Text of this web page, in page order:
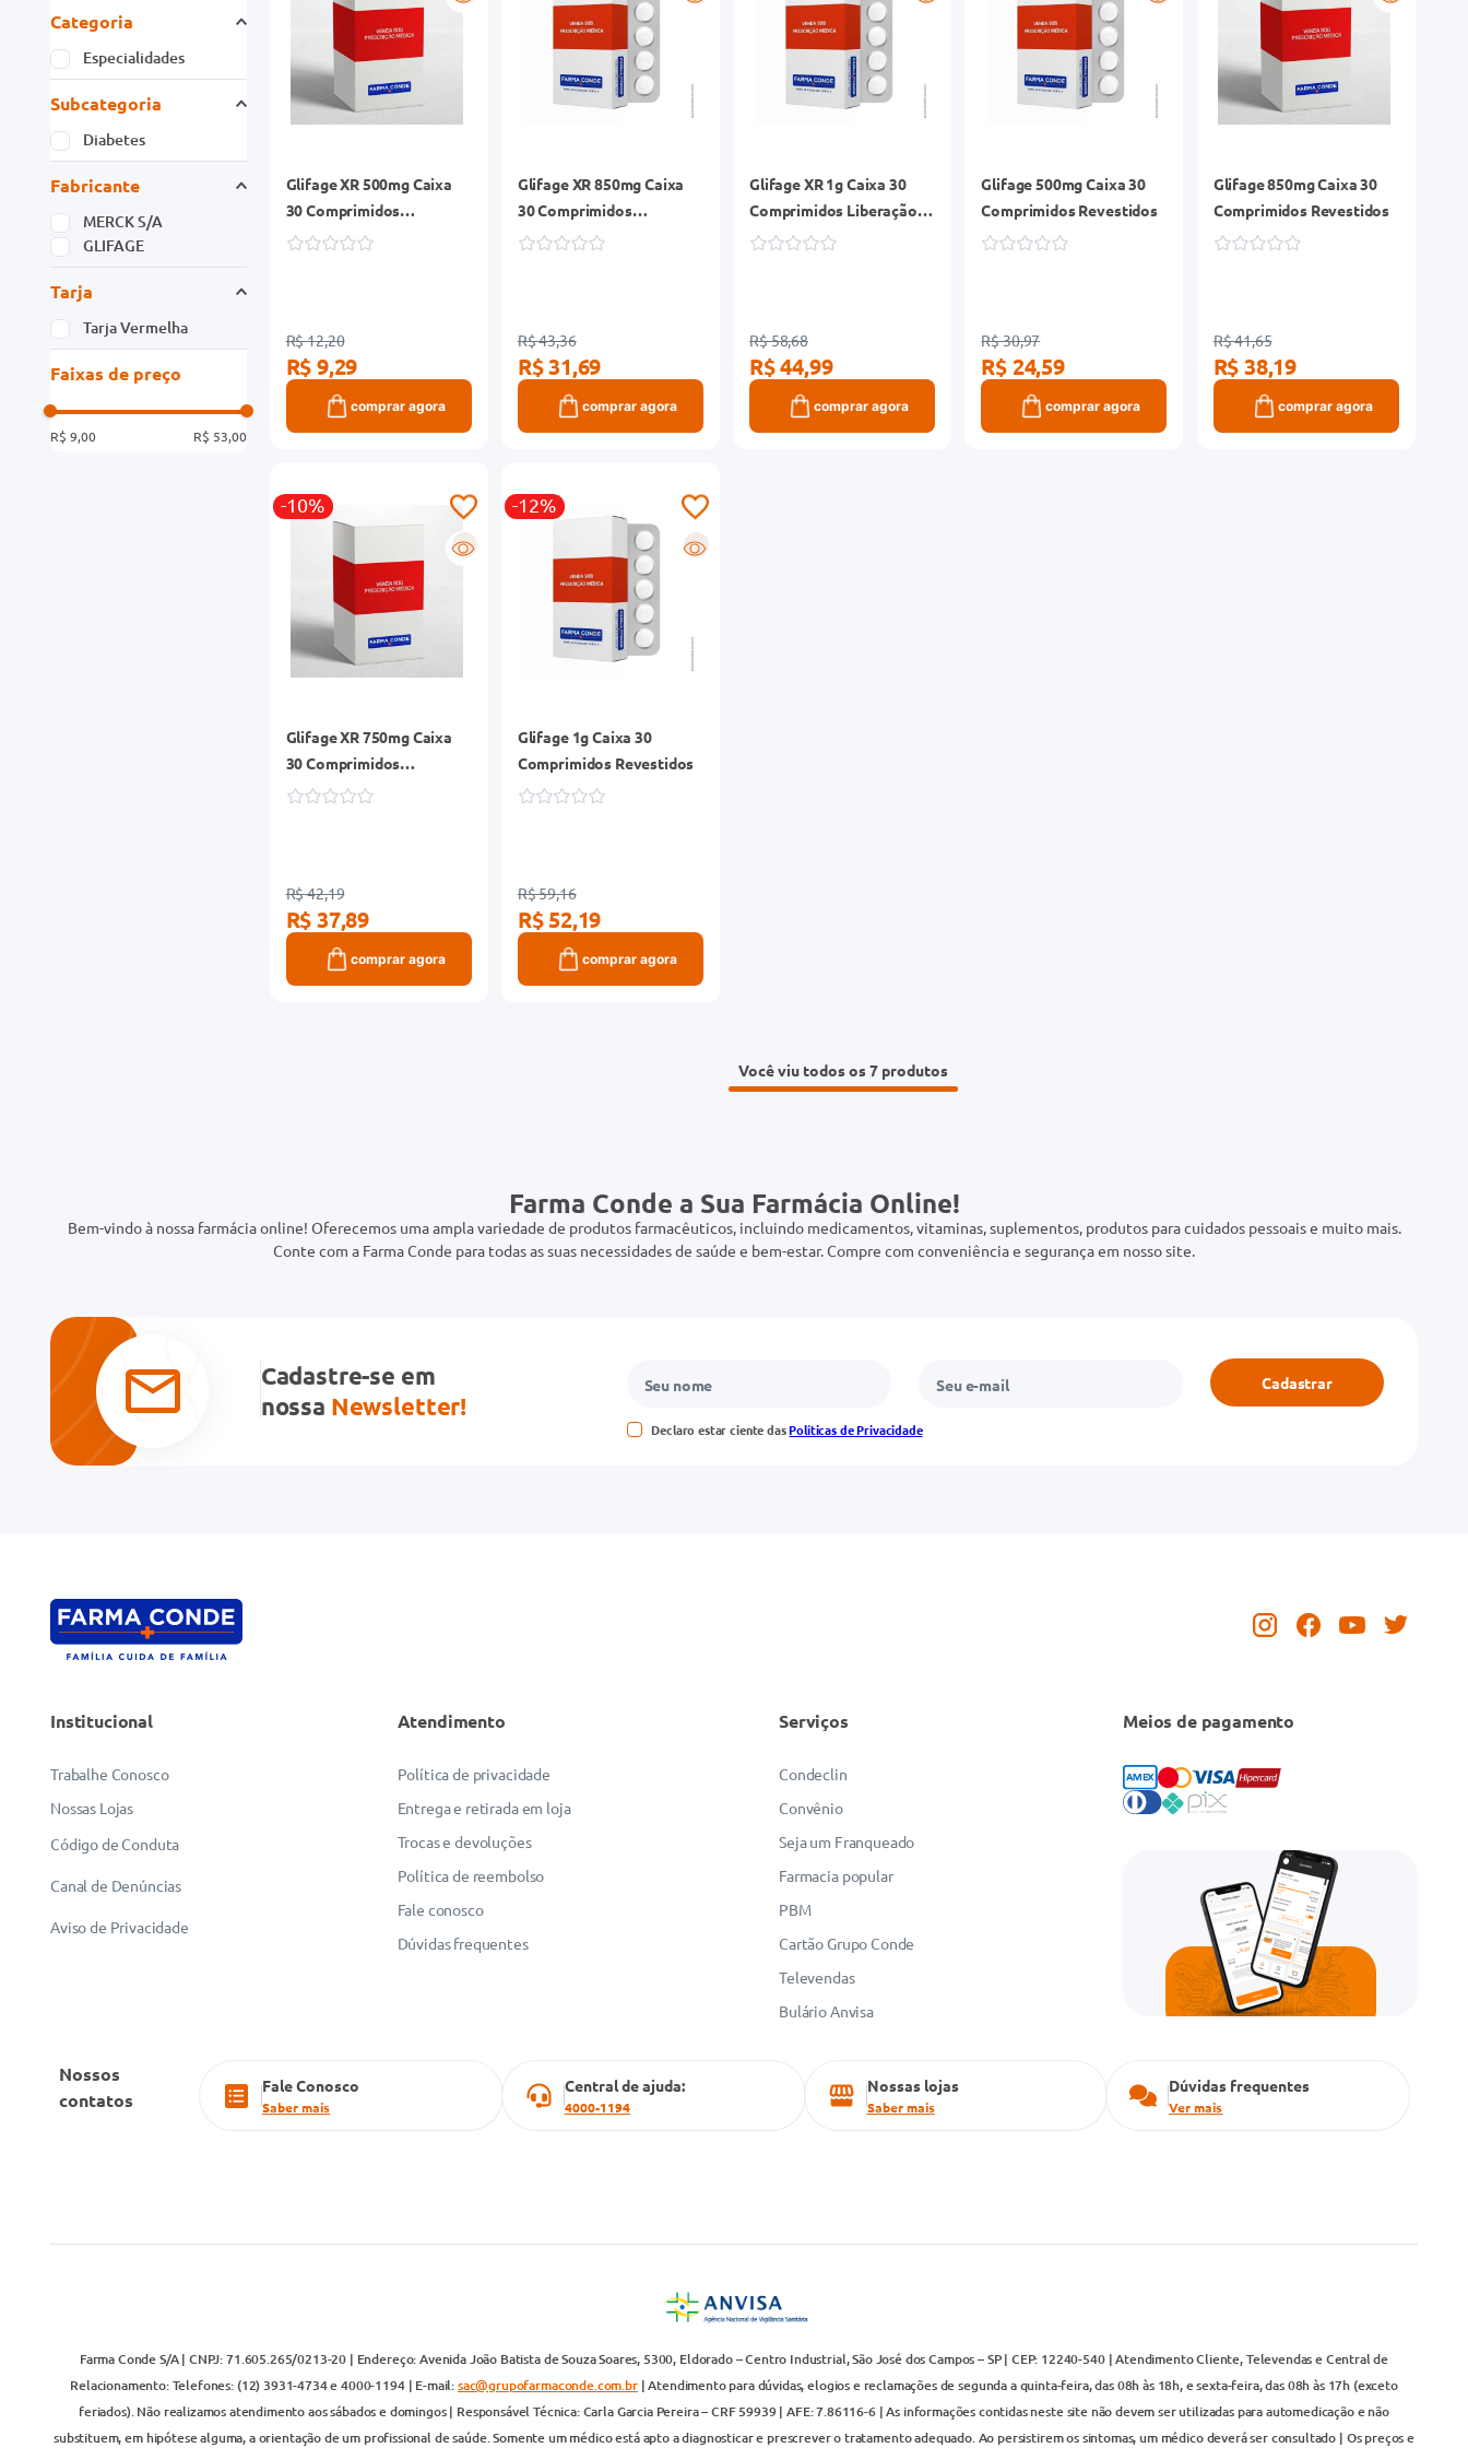
Categoria
Especialidades
Subcategoria
Diabetes
Fabricante
MERCK S/A
GLIFAGE
Tarja
Tarja Vermelha
Faixas de preço
R$ 9,00 R$ 53,00
Glifage XR 500mg Caixa
30 Comprimidos
Liberação Prolongada
R$ 12,20
R$ 9,29
comprar agora
Glifage XR 850mg Caixa
30 Comprimidos
Liberação Prolongada
R$ 43,36
R$ 31,69
comprar agora
Glifage XR 1g Caixa 30
Comprimidos Liberação
Prolongada
R$ 58,68
R$ 44,99
comprar agora
Glifage 500mg Caixa 30
Comprimidos Revestidos
R$ 30,97
R$ 24,59
comprar agora
Glifage 850mg Caixa 30
Comprimidos Revestidos
R$ 41,65
R$ 38,19
comprar agora
-10%
R
Glifage XR 750mg Caixa
30 Comprimidos
Liberação Prolongada
R$ 42,19
R$ 37,89
comprar agora
-12%
R
Glifage 1g Caixa 30
Comprimidos Revestidos
R$ 59,16
R$ 52,19
comprar agora
Você viu todos os 7
Farma Conde a Sua Farmácia Online!
Bem-vindo à nossa farmácia online! Oferecemos uma ampla variedade de produtos farmacêuticos, incluindo medicamentos, vitaminas, suplementos, produtos para cuidados pessoais e muito mais.
Conte com a Farma Conde para todas as suas necessidades de saúde e bem-estar. Compre com conveniência e segurança em nosso site.
Cadastre-se em
nossa Newsletter!
Declaro estar ciente dasPolíticas de Privacidade
Cadastrar
Institucional
Trabalhe Conosco
Nossas Lojas
Código de Conduta
Canal de Denúncias
Aviso de Privacidade
Atendimento
Política de privacidade
Entrega e retirada em loja
Trocas e devoluções
Política de reembolso
Fale conosco
Dúvidas frequentes
Serviços
Condeclin
Convênio
Seja um Franqueado
Farmacia popular
PBM
Cartão Grupo Conde
Televendas
Bulário Anvisa
Meios de pagamento
Nossos
contatos
Fale Conosco
Saber mais
Central de ajuda:
4000-1194
Nossas lojas
Saber mais
Dúvidas frequentes
Ver mais
Farma Conde S/A | CNPJ: 71.605.265/0213-20 | Endereço: Avenida João Batista de Souza Soares, 5300, Eldorado – Centro Industrial, São José dos Campos – SP | CEP: 12240-540 | Atendimento Cliente, Televendas e Central de
Relacionamento: Telefones: (12) 3931-4734 e 4000-1194 | E-mail:sac@grupofarmaconde.com.br| Atendimento para dúvidas, elogios e reclamações de segunda a quinta-feira, das 08h às 18h, e sexta-feira, das 08h às 17h (exceto
feriados). Não realizamos atendimento aos sábados e domingos | Responsável Técnica: Carla Garcia Pereira – CRF 59939 | AFE: 7.86116-6 | As informações contidas neste site não devem ser utilizadas para automedicação e não
substituem, em hipótese alguma, a orientação de um profissional de saúde. Somente um médico está apto a diagnosticar e prescrever o tratamento adequado. Ao persistirem os sintomas, um médico deverá ser consultado | Os preços e